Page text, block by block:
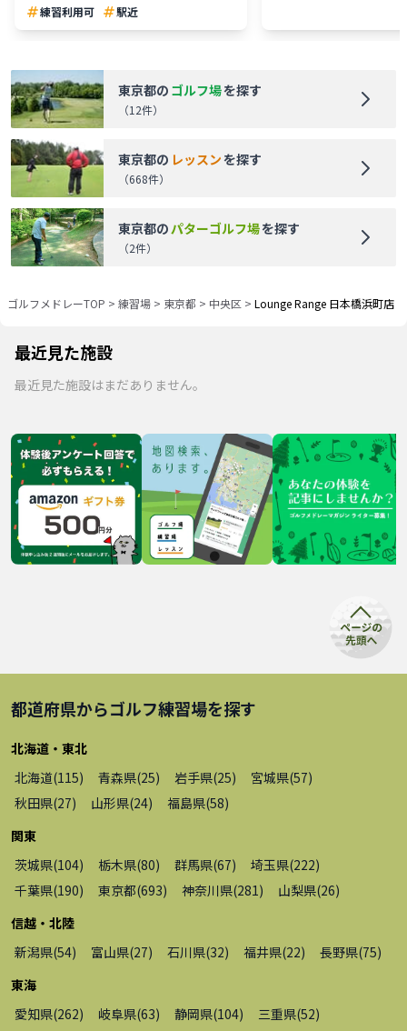
練習利用可 駅近
東京都の ゴルフ場を探す
（12件）
東京都の レッスンを探す
（668件）
東京都の パターゴルフ場を探す
（2件）
ゴルフメドレーTOP > 練習場 > 東京都 > 中央区 > Lounge Range 日本橋浜町店
最近見た施設
最近見た施設はまだありません。
都道府県からゴルフ練習場を探す
北海道・東北
北海道(115) 青森県(25) 岩手県(25) 宮城県(57)
秋田県(27) 山形県(24) 福島県(58)
関東
茨城県(104) 栃木県(80) 群馬県(67) 埼玉県(222)
千葉県(190) 東京都(693) 神奈川県(281) 山梨県(26)
信越・北陸
新潟県(54) 富山県(27) 石川県(32) 福井県(22) 長野県(75)
東海
愛知県(262) 岐阜県(63) 静岡県(104) 三重県(52)